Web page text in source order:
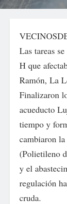
Las tareas
H que
Ramón, La
Finalizaron
acueducto
tiempo y
cambiaron
(Polietileno
y el
regulación
cruda.